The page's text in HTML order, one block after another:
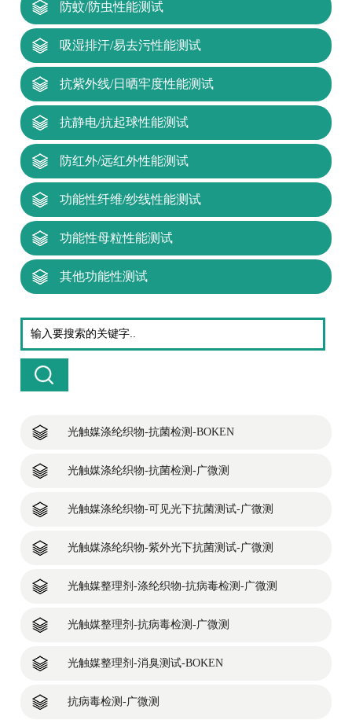
防蚊/防虫性能测试
吸湿排汗/易去污性能测试
抗紫外线/日晒牢度性能测试
抗静电/抗起球性能测试
防红外/远红外性能测试
功能性纤维/纱线性能测试
功能性母粒性能测试
其他功能性测试
光触媒涤纶织物-抗菌检测-BOKEN
光触媒涤纶织物-抗菌检测-广微测
光触媒涤纶织物-可见光下抗菌测试-广微测
光触媒涤纶织物-紫外光下抗菌测试-广微测
光触媒整理剂-涤纶织物-抗病毒检测-广微测
光触媒整理剂-抗病毒检测-广微测
光触媒整理剂-消臭测试-BOKEN
抗病毒检测-广微测